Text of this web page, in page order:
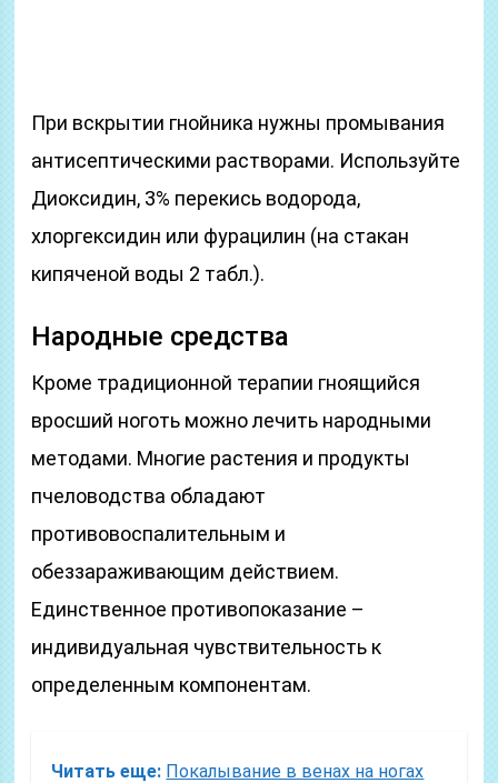
При вскрытии гнойника нужны промывания
антисептическими растворами. Используйте
Диоксидин, 3% перекись водорода,
хлоргексидин или фурацилин (на стакан
кипяченой воды 2 табл.).
Народные средства
Кроме традиционной терапии гноящийся
вросший ноготь можно лечить народными
методами. Многие растения и продукты
пчеловодства обладают
противовоспалительным и
обеззараживающим действием.
Единственное противопоказание –
индивидуальная чувствительность к
определенным компонентам.
Читать еще: Покалывание в венах на ногах